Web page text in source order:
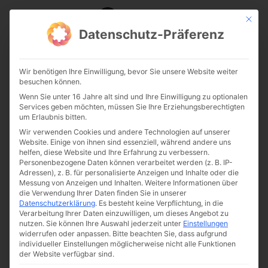
Nomad Mit
Datenschutz-Präferenz
Wir benötigen Ihre Einwilligung, bevor Sie unsere Website weiter
besuchen können.
Wenn Sie unter 16 Jahre alt sind und Ihre Einwilligung zu optionalen
Services geben möchten, müssen Sie Ihre Erziehungsberechtigten
um Erlaubnis bitten.
Wir verwenden Cookies und andere Technologien auf unserer
Website. Einige von ihnen sind essenziell, während andere uns
helfen, diese Website und Ihre Erfahrung zu verbessern.
Personenbezogene Daten können verarbeitet werden (z. B. IP-
Adressen), z. B. für personalisierte Anzeigen und Inhalte oder die
Messung von Anzeigen und Inhalten. Weitere Informationen über
die Verwendung Ihrer Daten finden Sie in unserer
Datenschutzerklärung. Es besteht keine Verpflichtung, in die
Verarbeitung Ihrer Daten einzuwilligen, um dieses Angebot zu
nutzen. Sie können Ihre Auswahl jederzeit unter Einstellungen
widerrufen oder anpassen. Bitte beachten Sie, dass aufgrund
individueller Einstellungen möglicherweise nicht alle Funktionen
der Website verfügbar sind.